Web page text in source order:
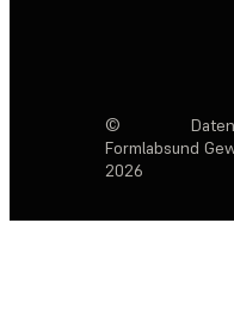
©
Formlabs
2026
und